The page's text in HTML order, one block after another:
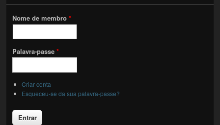
Nome de membro*
Palavra-passe*
Criar conta
Esqueceu-se da sua palavra-passe?